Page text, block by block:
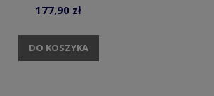
177,90 zł
DO KOSZYKA